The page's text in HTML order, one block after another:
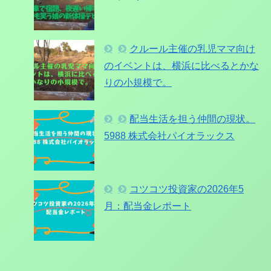
クルール主催の乳児ママ向け
のイベントは、横浜に比べるとかな
りの小規模で。
配当生活を担う仲間の現状。
5988 株式会社パイオラックス
コツコツ投資家の2026年5
月：配当金レポート